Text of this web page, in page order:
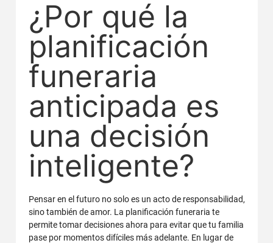
¿Por qué la
planificación
funeraria
anticipada es
una decisión
inteligente?
Pensar en el futuro no solo es un acto de responsabilidad,
sino también de amor. La planificación funeraria te
permite tomar decisiones ahora para evitar que tu familia
pase por momentos difíciles más adelante. En lugar de